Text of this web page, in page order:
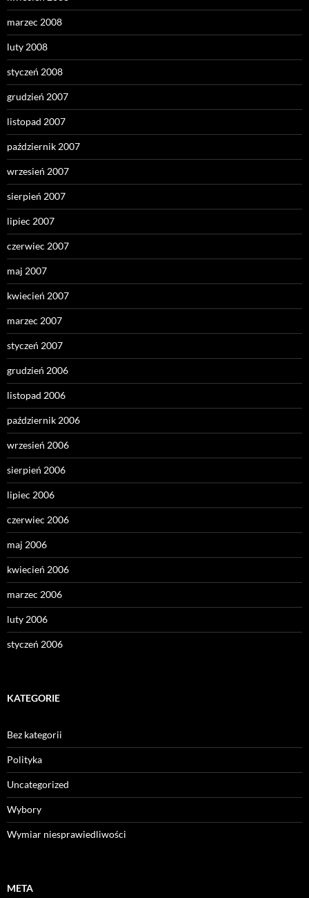
marzec 2008
luty 2008
styczeń 2008
grudzień 2007
listopad 2007
październik 2007
wrzesień 2007
sierpień 2007
lipiec 2007
czerwiec 2007
maj 2007
kwiecień 2007
marzec 2007
styczeń 2007
grudzień 2006
listopad 2006
październik 2006
wrzesień 2006
sierpień 2006
lipiec 2006
czerwiec 2006
maj 2006
kwiecień 2006
marzec 2006
luty 2006
styczeń 2006
KATEGORIE
Bez kategorii
Polityka
Uncategorized
Wybory
Wymiar niesprawiedliwości
META